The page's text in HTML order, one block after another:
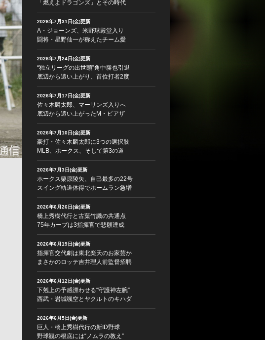
「燃えよドラゴンズ」とその時代
2026年7月31日(金)更新
A・ジョーンズ、米野球殿堂入り
闘将・星野仙一が称えたチーム愛
2026年7月24日(金)更新
“独立リーグの出世頭”角中勝也引退
底辺から這い上がり、首位打者2度
2026年7月17日(金)更新
佐々木麟太郎、マーリンズ入りへ
底辺から這い上がったM・ピアザ
2026年7月10日(金)更新
豪打・佐々木麟太郎に3つの選択肢
MLB、ホークス、そして第3の道
2026年7月3日(金)更新
ホークス栗原陵矢、自己最多の22号
スイング軌道体得でホームラン急増
2026年6月26日(金)更新
橋上秀樹代行と古葉竹識の共通点
75年カープは3指揮官で悲願達成
2026年6月19日(金)更新
指揮官交代劇は東北楽天のお家芸か
まさかのロッテ吉井理人前監督招聘
2026年6月12日(金)更新
下剋上の予感漂わせる“守護神左腕”
西武・岩城颯空とヤクルトのキハダ
2026年6月5日(金)更新
巨人・橋上秀樹代行の新ID野球
野球観の根底には“ノムラの教え”